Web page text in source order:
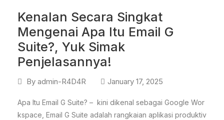
Kenalan Secara Singkat
Mengenai Apa Itu Email G
Suite?, Yuk Simak
Penjelasannya!
By admin-R4D4R January 17, 2025
Apa Itu Email G Suite? – kini dikenal sebagai Google Wor
kspace, Email G Suite adalah rangkaian aplikasi produktiv